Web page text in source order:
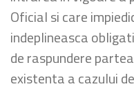
Oficial si care
indeplineasca
de raspundere
existenta a cazului